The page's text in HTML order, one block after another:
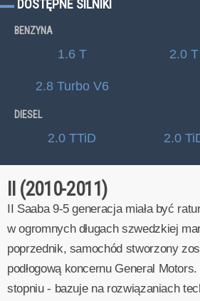
DOSTĘPNE SILNIKI
BENZYNA
1.6 T 2.0 T
2.8 Turbo V6
DIESEL
2.0 TTiD 2.0
II (2010-2011)
II Saaba 9-5 generacja miała być
w ogromnych długach szwedzkiej
poprzednik, samochód stworzony
podłogową koncernu General
stopniu - bazuje na rozwiązaniach